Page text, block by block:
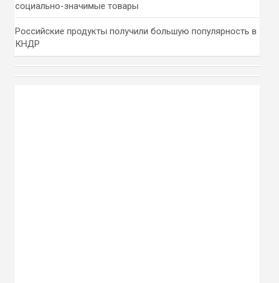
социально-значимые товары
Российские продукты получили большую популярность в
КНДР